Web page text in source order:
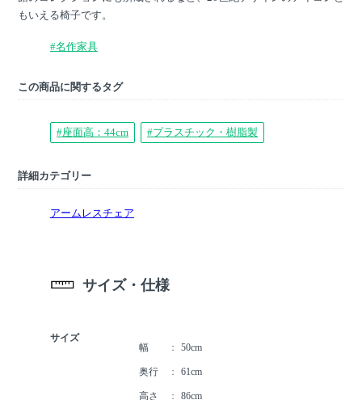
もいえる椅子です。
#名作家具
この商品に関するタグ
#座面高：44cm #プラスチック・樹脂製
詳細カテゴリー
アームレスチェア
サイズ・仕様
サイズ
幅
50cm
奥行 61cm
高さ 86cm